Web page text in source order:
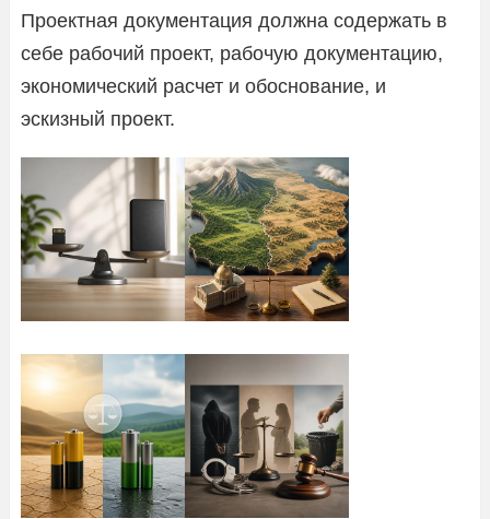
Проектная документация должна содержать в
себе рабочий проект, рабочую документацию,
экономический расчет и обоснование, и
эскизный проект.